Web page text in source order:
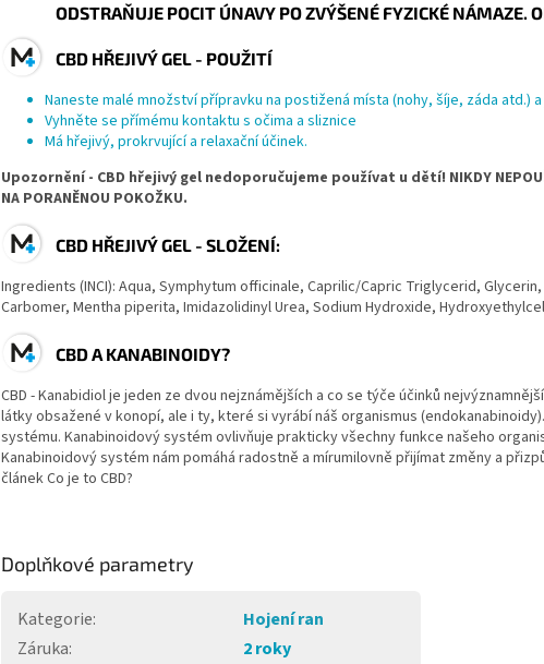
ODSTRAŇUJE POCIT ÚNAVY PO ZVÝŠENÉ FYZICKÉ NÁMAZE.
CBD HŘEJIVÝ GEL - POUŽITÍ
Naneste malé množství přípravku na postižená místa (nohy, šíje, záda atd.)
Vyhněte se přímému kontaktu s očima a sliznice
Má hřejivý, prokrvující a relaxační účinek.
Upozornění - CBD hřejivý gel nedoporučujeme používat u dětí! NIKDY
NA PORANĚNOU POKOŽKU.
CBD HŘEJIVÝ GEL - SLOŽENÍ:
Ingredients (INCI): Aqua, Symphytum officinale, Caprilic/Capric Triglycerid,
Carbomer, Mentha piperita, Imidazolidinyl Urea, Sodium Hydroxide,
CBD A KANABINOIDY?
CBD - Kanabidiol je jeden ze dvou nejznámějších a co se týče účinků
látky obsažené v konopí, ale i ty, které si vyrábí náš organismus
systému. Kanabinoidový systém ovlivňuje prakticky všechny funkce našeho
Kanabinoidový systém nám pomáhá radostně a mírumilovně přijímat změny a
článek Co je to CBD?
Doplňkové parametry
Kategorie:
Hojení ran
Záruka:
2 roky